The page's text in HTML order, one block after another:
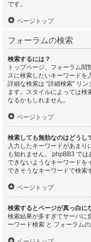
です。
ページトップ
フォーラムの検索
検索するには？
トップページ、フォーラム
スに検索したいキーワードを
詳細な検索は “詳細検索” リ
ます。スタイルによっては検
なるかもしれません。
ページトップ
検索しても無効なのはどうし
入力したキーワードがあまり
も知れません。 phpBB3 で
できないようなキーワードを
できそうなキーワードで検索
ページトップ
検索するとページが真っ白に
検索結果が多すぎてサーバに
ーワード検索 と フォーラム